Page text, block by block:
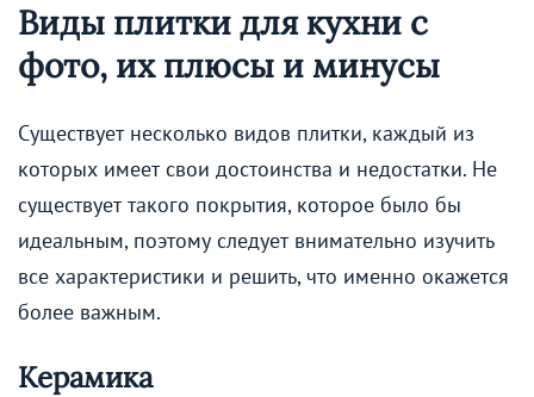
Виды плитки для кухни с
фото, их плюсы и минусы
Существует несколько видов плитки, каждый из
которых имеет свои достоинства и недостатки. Не
существует такого покрытия, которое было бы
идеальным, поэтому следует внимательно изучить
все характеристики и решить, что именно окажется
более важным.
Керамика